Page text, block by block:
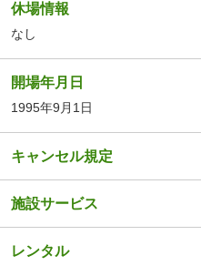
休場情報
なし
開場年月日
1995年9月1日
キャンセル規定
施設サービス
レンタル